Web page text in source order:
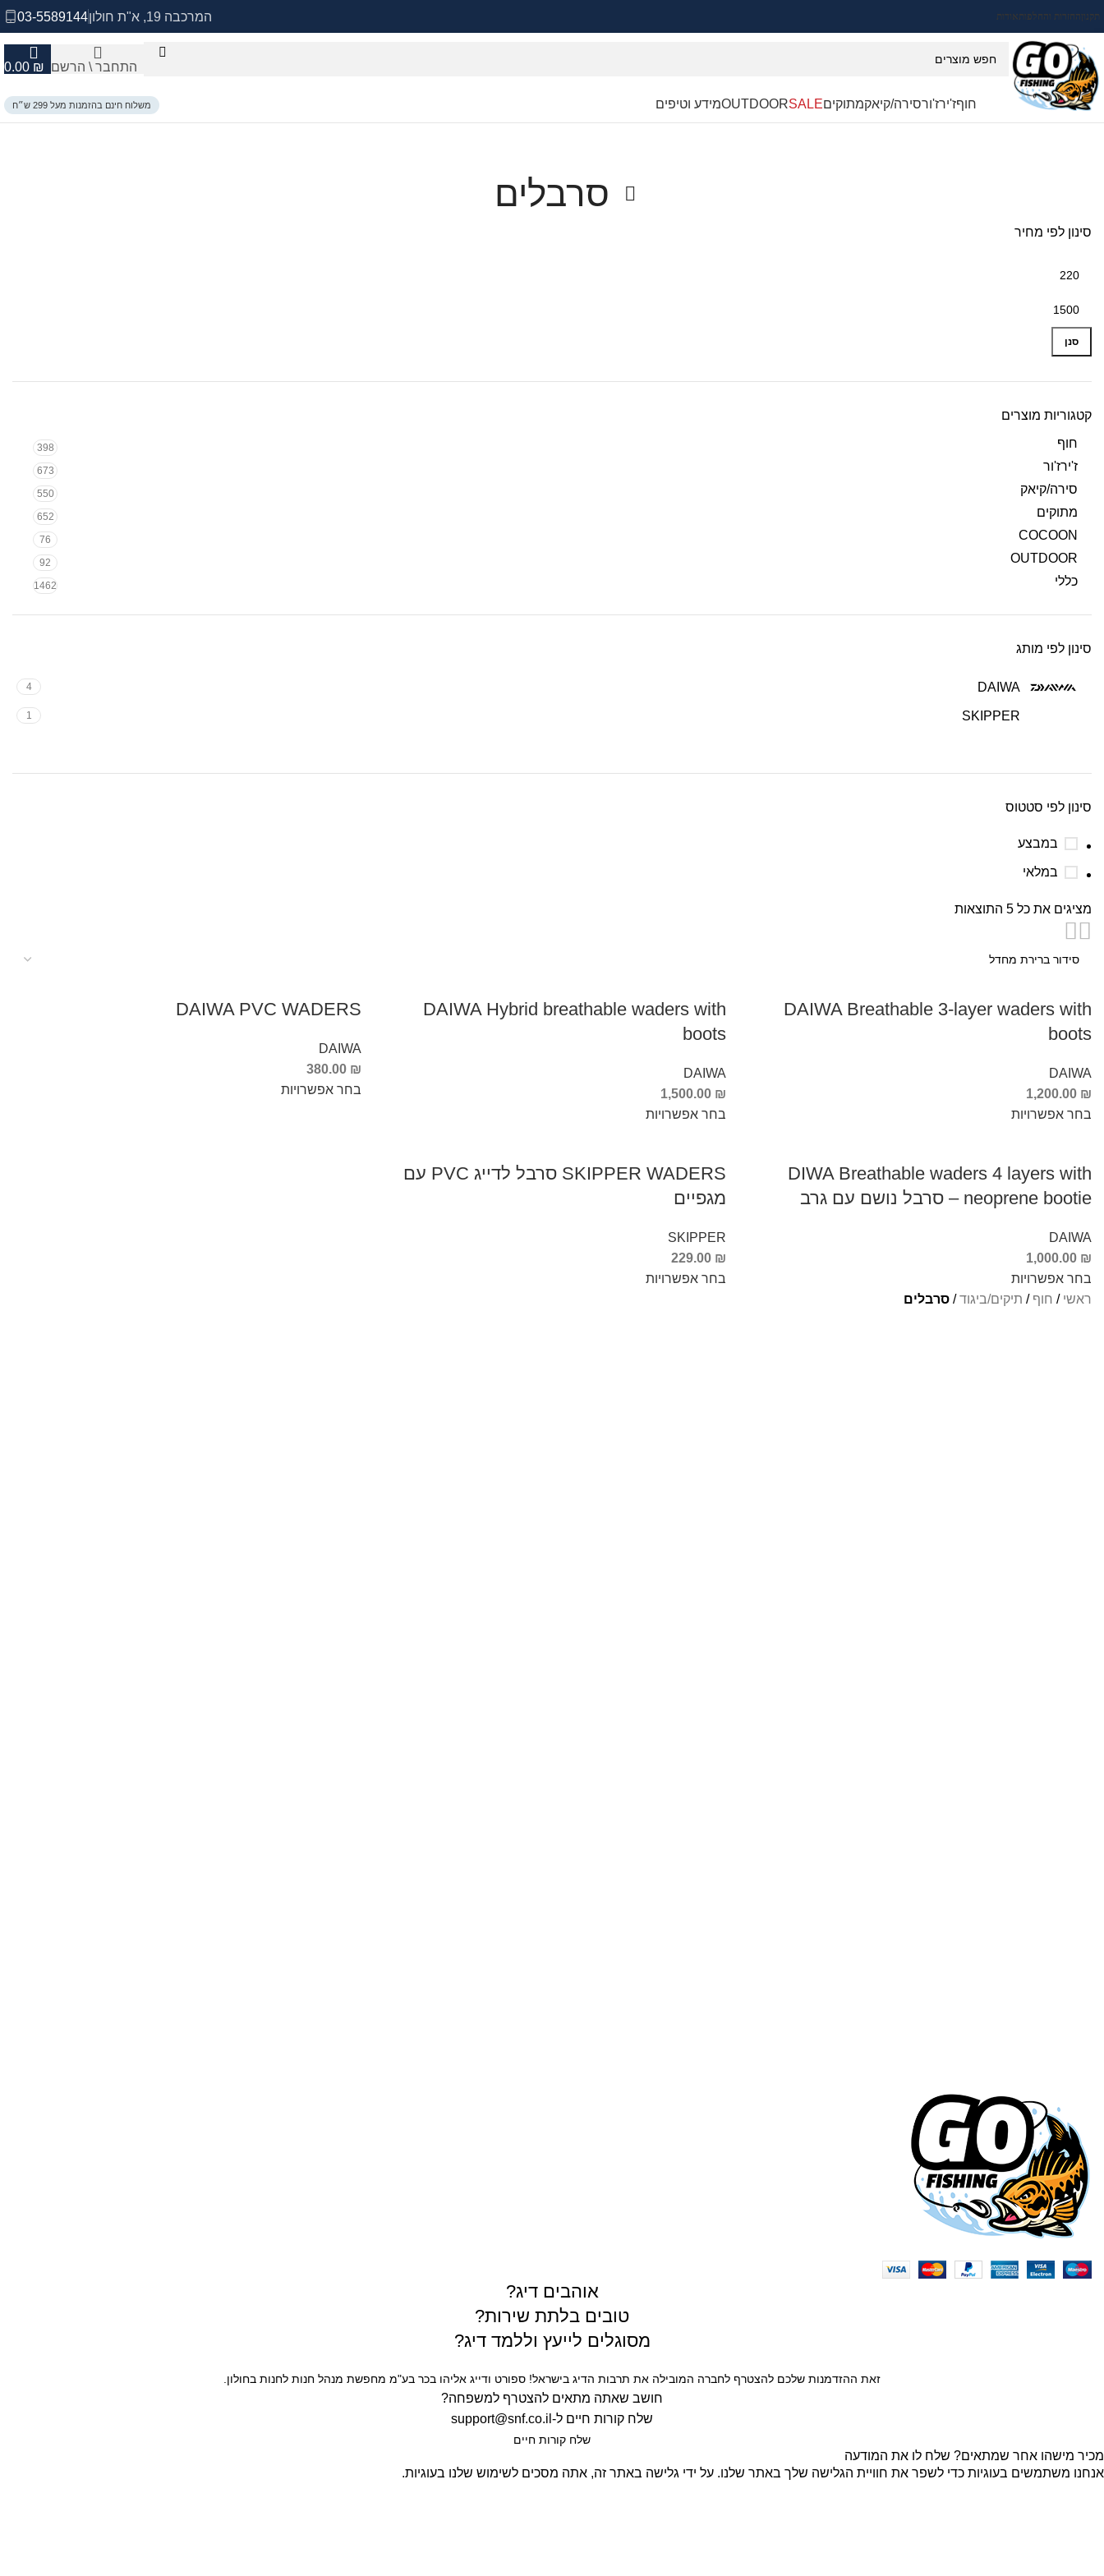
תקנוןהחזרות והחלפותאודות המרכבה 19, א"ת חולון 03-5589144
התחבר \ הרשם 0.00 ₪
חוףז'ירז'ורסירה/קיאקמתוקיםSALE
OUTDOORמידע וטיפים משלוח חינם בהזמנות מעל 299 ש״ח
סרבלים
סינון לפי מחיר
סנן
קטגוריות מוצרים
חוף
398
ז'ירז'ור 673
סירה/קיאק 550
מתוקים 652
COCOON
76
OUTDOOR
92
כללי 1462
סינון לפי מותג
DAIWA
4
SKIPPER
1
סינון לפי סטטוס
במבצע
במלאי
מציגים את כל ⁦5⁩ התוצאות
DAIWA Breathable 3-layer waders with
boots
DAIWA
1,200.00 ₪
בחר אפשרויות
DAIWA Hybrid breathable waders with
boots
DAIWA
1,500.00 ₪
בחר אפשרויות
DAIWA PVC WADERS
DAIWA
380.00 ₪
בחר אפשרויות
DIWA Breathable waders 4 layers with
neoprene bootie – סרבל נושם עם גרב
DAIWA
1,000.00 ₪
בחר אפשרויות
SKIPPER WADERS סרבל לדייג PVC עם
מגפיים
SKIPPER
229.00 ₪
בחר אפשרויות
ראשי / חוף / תיקים/ביגוד/ סרבלים
אוהבים דיג?
טובים בלתת שירות?
מסוגלים לייעץ וללמד דיג?
זאת ההזדמנות שלכם להצטרף לחברה המובילה את תרבות הדיג בישראל! ספורט ודייג אליהו בכר בע"מ מחפשת מנהל חנות לחנות בחולון.
חושב שאתה מתאים להצטרף למשפחה?
שלח קורות חיים ל- support@snf.co.il
שלח קורות חיים​
מכיר מישהו אחר שמתאים? שלח לו את המודעה
אנחנו משתמשים בעוגיות כדי לשפר את חוויית הגלישה שלך באתר שלנו. על ידי גלישה באתר זה, אתה מסכים לשימוש שלנו בעוגיות.